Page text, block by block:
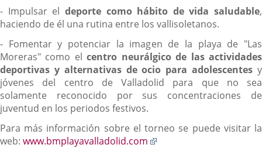
- Impulsar el deporte como hábito de vida saludable,
haciendo de él una rutina entre los vallisoletanos.
- Fomentar y potenciar la imagen de la playa de "Las
Moreras" como elcentro neurálgico de las actividades
deportivas y alternativas de ocio para adolescentes y
jóvenes del centro de Valladolid para que no sea
solamente reconocido por sus concentraciones de
juventud en los periodos festivos.
Para más información sobre el torneo se puede visitar la
web: www.bmplayavalladolid.com